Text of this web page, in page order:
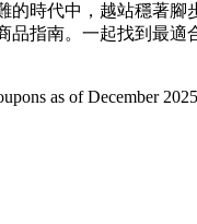
時代中，越站穩著
品指南。一起找到最
as of December